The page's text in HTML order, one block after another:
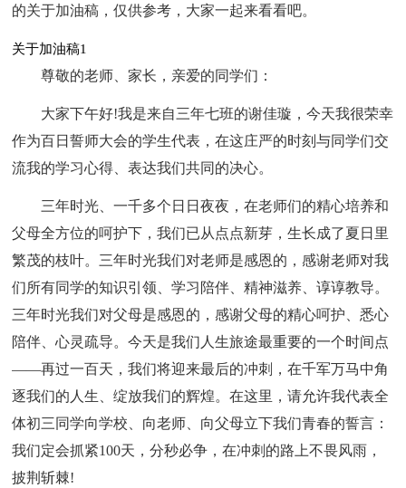
的关于加油稿，仅供参考，大家一起来看看吧。
关于加油稿1
尊敬的老师、家长，亲爱的同学们：
大家下午好!我是来自三年七班的谢佳璇，今天我很荣幸
作为百日誓师大会的学生代表，在这庄严的时刻与同学们交
流我的学习心得、表达我们共同的决心。
三年时光、一千多个日日夜夜，在老师们的精心培养和
父母全方位的呵护下，我们已从点点新芽，生长成了夏日里
繁茂的枝叶。三年时光我们对老师是感恩的，感谢老师对我
们所有同学的知识引领、学习陪伴、精神滋养、谆谆教导。
三年时光我们对父母是感恩的，感谢父母的精心呵护、悉心
陪伴、心灵疏导。今天是我们人生旅途最重要的一个时间点
——再过一百天，我们将迎来最后的冲刺，在千军万马中角
逐我们的人生、绽放我们的辉煌。在这里，请允许我代表全
体初三同学向学校、向老师、向父母立下我们青春的誓言：
我们定会抓紧100天，分秒必争，在冲刺的路上不畏风雨，
披荆斩棘!